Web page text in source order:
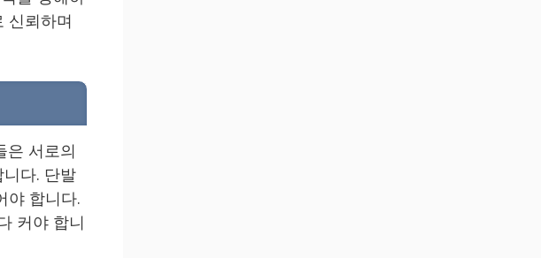
신뢰하며
은 서로의
다. 단발
야 합니다.
커야 합니